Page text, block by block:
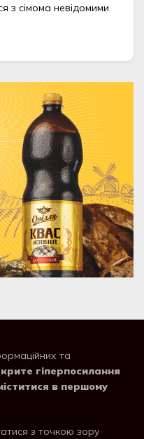
з сімома невідомими
та
гіперпосилання
в першому
з точкою зору